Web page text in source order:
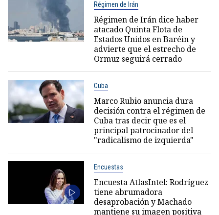
Régimen de Irán
Régimen de Irán dice haber
atacado Quinta Flota de
Estados Unidos en Baréin y
advierte que el estrecho de
Ormuz seguirá cerrado
Cuba
Marco Rubio anuncia dura
decisión contra el régimen de
Cuba tras decir que es el
principal patrocinador del
"radicalismo de izquierda"
Encuestas
Encuesta AtlasIntel: Rodríguez
tiene abrumadora
desaprobación y Machado
mantiene su imagen positiva